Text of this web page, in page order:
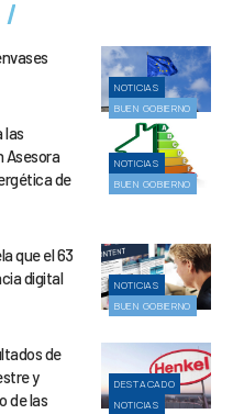
NOTICIAS
BUEN GOBIERNO
NOTICIAS
BUEN GOBIERNO
las
Asesora
de
NOTICIAS
BUEN GOBIERNO
que el 63
digital
DESTACADO
NOTICIAS
de
y
de las